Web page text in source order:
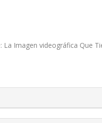
Imagen videográfica Que